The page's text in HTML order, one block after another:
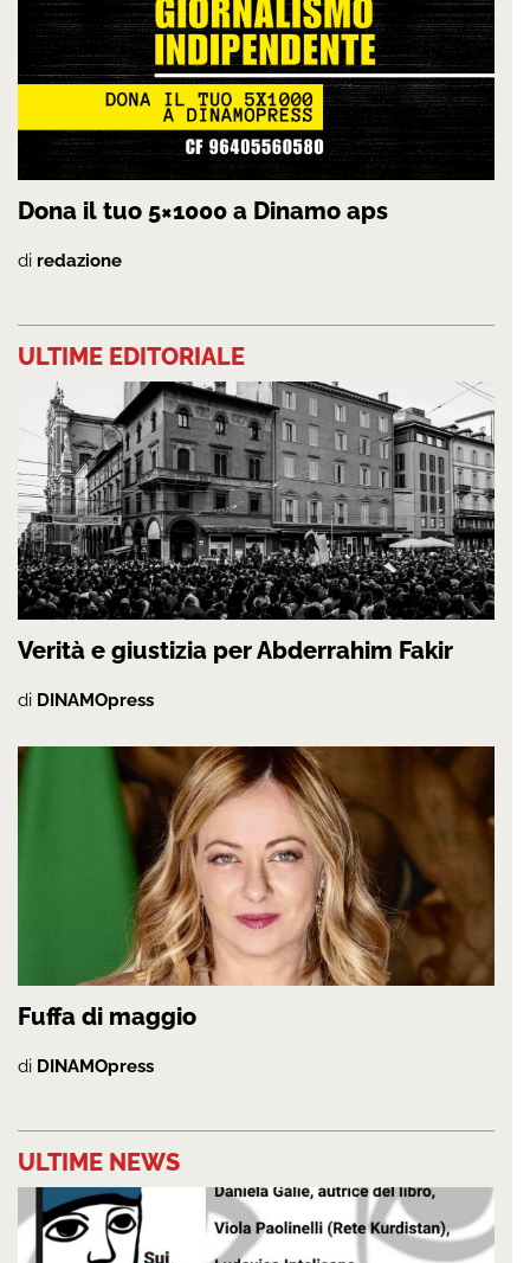
Dona il tuo 5×1000 a Dinamo aps
di redazione
ULTIME EDITORIALE
Verità e giustizia per Abderrahim Fakir
di DINAMOpress
Fuffa di maggio
di DINAMOpress
ULTIME NEWS